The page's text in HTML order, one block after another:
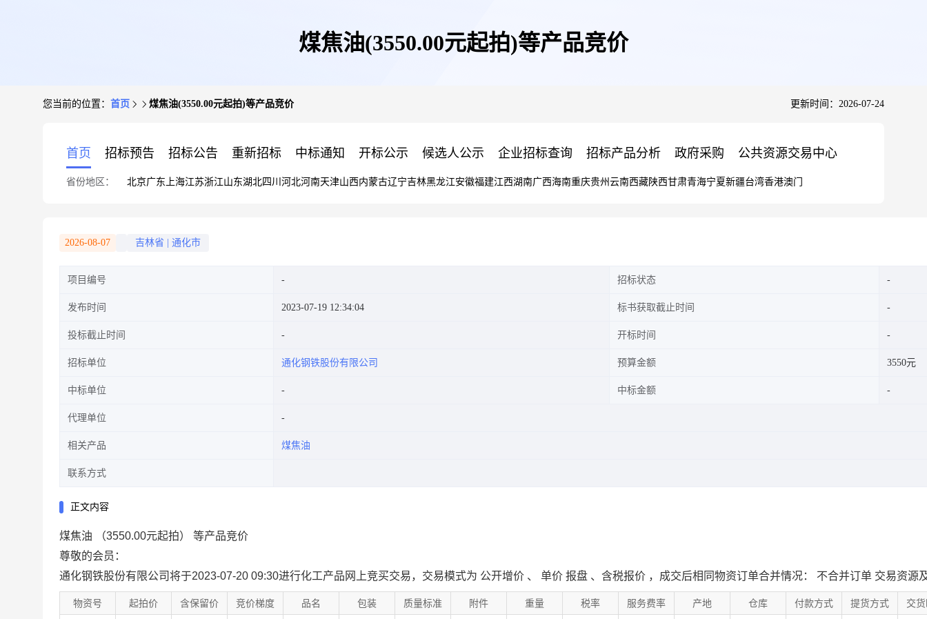
煤焦油(3550.00元起拍)等产品竞价
您当前的位置： 首页 煤焦油(3550.00元起拍)等产品竞价 更新时间：2026-07-24
首页 招标预告 招标公告 重新招标 中标通知 开标公示 候选人公示 企业招标查询 招标产品分析 政府采购 公共资源交易中心
省份地区： 北京广东 上海江苏浙江山东湖北四川 河北河南天津山西内蒙古辽宁吉林黑龙江安徽福建江西湖南广西海南重庆贵州 云南西藏陕西甘肃青海宁夏新疆台湾香港澳门
2026-08-07 吉林省 通化市
项目编号 招标状态
发布时间 2023-07-19 12:34:04 标书获取截止时间
投标截止时间 开标时间
招标单位 通化钢铁股份有限公司 预算金额 3550元
中标单位 中标金额
代理单位
相关产品 煤焦油
联系方式
正文内容
煤焦油 （3550.00元起拍） 等产品竞价
尊敬的会员：
通化钢铁股份有限公司将于2023-07-20 09:30进行化工产品网上竞买交易，交易模式为 公开增价 、 单价 报盘 、 含税报价 ，成交后相同物资订单合并情况： 不合并订单 交易资源
物资号 起拍价 含保留价 竞价梯度 品名 包装 质量标准 附件 重量 税率 服务费率 产地 仓库 付款方式 提货方式 交